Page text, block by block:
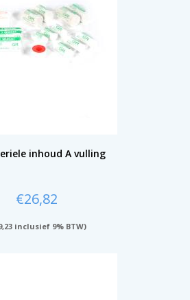
inhoud A vulling
€26,82
inclusief 9% BTW)